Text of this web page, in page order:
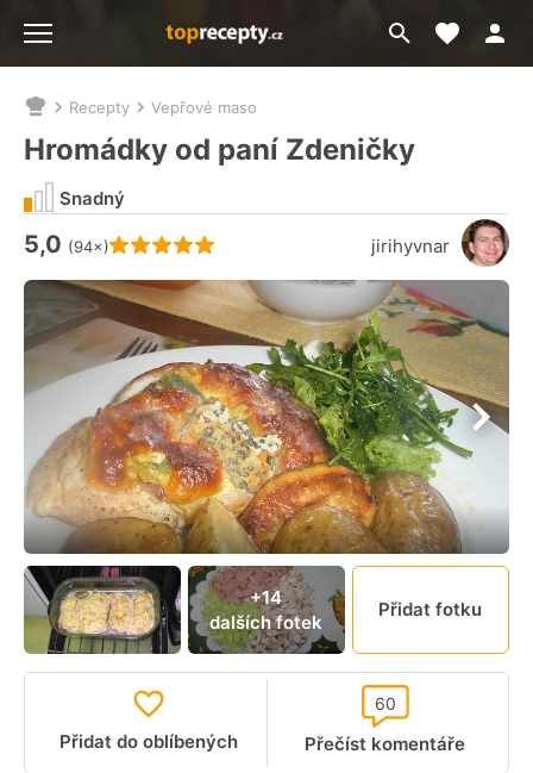
Přejít
na
Moje
Nacházíte
se
zde:
Recepty Vepřové maso
Hromádky od paní Zdeničky
Hodnocení receptu je
5,0 (94×) jirihyvnar
Snadný
+14
dalších fotek
Přidat fotku
Přidat do oblíbených Přečíst komentáře
60